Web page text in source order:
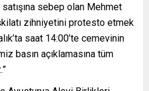
satışına sebep olan Mehmet
zihniyetini protesto etmek
saat 14:00’te cemevinin
basın açıklamasına tüm